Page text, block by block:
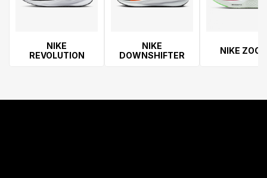
NIKE
REVOLUTION
NIKE
DOWNSHIFTER
NIKE